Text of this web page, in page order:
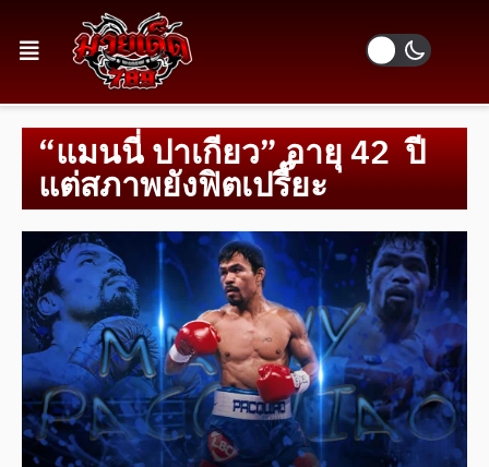
“แมนนี่ ปาเกียว” อายุ 42 ปี
แต่สภาพยังฟิตเปรี๊ยะ